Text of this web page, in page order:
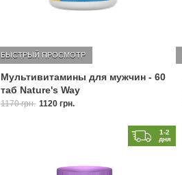
Мультивитамины для мужчин - 60
таб Nature's Way
БЫСТРЫЙ ПРОСМОТР
1170 грн. 1120 грн.
1-2
дня